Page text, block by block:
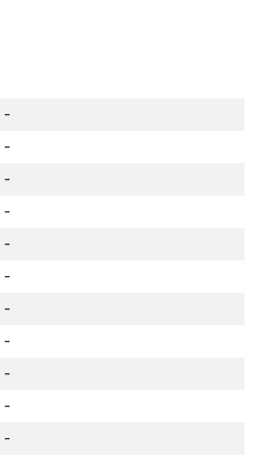
-
-
-
-
-
-
-
-
-
-
-